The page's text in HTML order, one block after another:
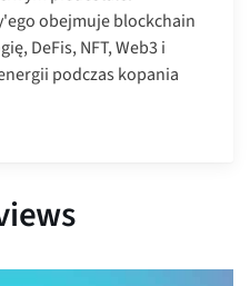
obejmuje blockchain
DeFis, NFT, Web3 i
podczas kopania